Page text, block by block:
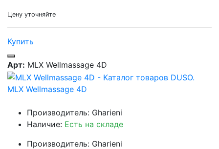
Цену уточняйте
Купить
Арт: MLX Wellmassage 4D
MLX Wellmassage 4D
Производитель: Gharieni
Наличие: Есть на складе
Производитель: Gharieni